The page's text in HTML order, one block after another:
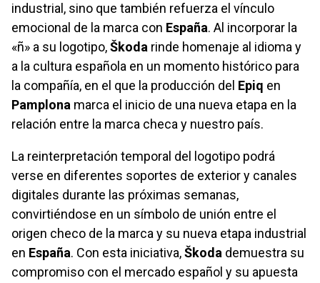
industrial, sino que también refuerza el vínculo
emocional de la marca con España. Al incorporar la
«ñ» a su logotipo,Škoda rinde homenaje al idioma y
a la cultura española en un momento histórico para
la compañía, en el que la producción del Epiq en
Pamplona marca el inicio de una nueva etapa en la
relación entre la marca checa y nuestro país.
La reinterpretación temporal del logotipo podrá
verse en diferentes soportes de exterior y canales
digitales durante las próximas semanas,
convirtiéndose en un símbolo de unión entre el
origen checo de la marca y su nueva etapa industrial
en España. Con esta iniciativa,Škoda demuestra su
compromiso con el mercado español y su apuesta